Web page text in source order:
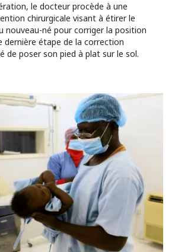
le docteur procède à une
chirurgicale visant à étirer le
nouveau-né pour corriger la position
dernière étape de la correction
de poser son pied à plat sur le sol.